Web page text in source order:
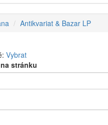
Antikvariat & Bazar LP
Vybrat
stránku